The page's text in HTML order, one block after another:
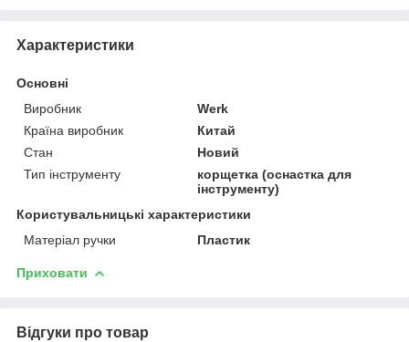
Характеристики
Основні
Виробник
Werk
Країна виробник
Китай
Стан
Новий
Тип інструменту
корщетка (оснастка для
інструменту)
Користувальницькі характеристики
Матеріал ручки
Пластик
Приховати
Відгуки про товар